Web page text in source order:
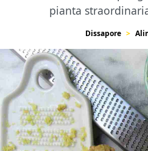
pianta
Dissapore